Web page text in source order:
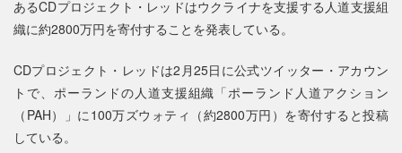
あるCDプロジェクト・レッドはウクライナを支援する人道支援組
織に約2800万円を寄付することを発表している。
CDプロジェクト・レッドは2月25日に公式ツイッター・アカウン
トで、ポーランドの人道支援組織「ポーランド人道アクション
（PAH）」に100万ズウォティ（約2800万円）を寄付すると投稿
している。